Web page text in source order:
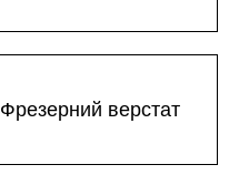
Фрезерний верстат